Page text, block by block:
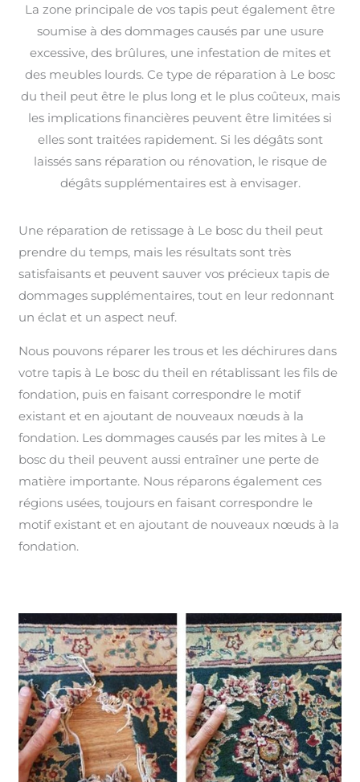
La zone principale de vos tapis peut également être
soumise à des dommages causés par une usure
excessive, des brûlures, une infestation de mites et
des meubles lourds. Ce type de réparation à Le bosc
du theil peut être le plus long et le plus coûteux, mais
les implications financières peuvent être limitées si
elles sont traitées rapidement. Si les dégâts sont
laissés sans réparation ou rénovation, le risque de
dégâts supplémentaires est à envisager.
Une réparation de retissage à Le bosc du theil peut
prendre du temps, mais les résultats sont très
satisfaisants et peuvent sauver vos précieux tapis de
dommages supplémentaires, tout en leur redonnant
un éclat et un aspect neuf.
Nous pouvons réparer les trous et les déchirures dans
votre tapis à Le bosc du theil en rétablissant les fils de
fondation, puis en faisant correspondre le motif
existant et en ajoutant de nouveaux nœuds à la
fondation. Les dommages causés par les mites à Le
bosc du theil peuvent aussi entraîner une perte de
matière importante. Nous réparons également ces
régions usées, toujours en faisant correspondre le
motif existant et en ajoutant de nouveaux nœuds à la
fondation.